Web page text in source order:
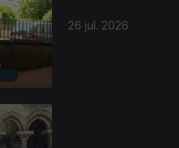
26 jul. 2026